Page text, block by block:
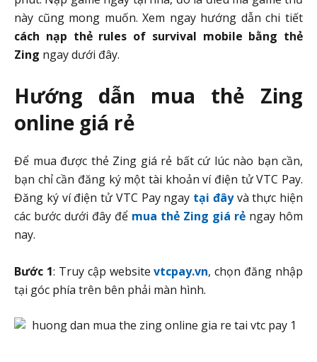
này cũng mong muốn. Xem ngay hướng dẫn chi tiết
cách nạp thẻ rules of survival mobile bằng thẻ
Zing ngay dưới đây.
Hướng dẫn mua thẻ Zing
online giá rẻ
Để mua được thẻ Zing giá rẻ bất cứ lúc nào bạn cần,
bạn chỉ cần đăng ký một tài khoản ví điện tử VTC Pay.
Đăng ký ví điện tử VTC Pay ngay tại đâyvà thực hiện
các bước dưới đây để mua thẻ Zing giá rẻ ngay hôm
nay.
Bước 1: Truy cập websitevtcpay.vn, chọn đăng nhập
tại góc phía trên bên phải màn hình.